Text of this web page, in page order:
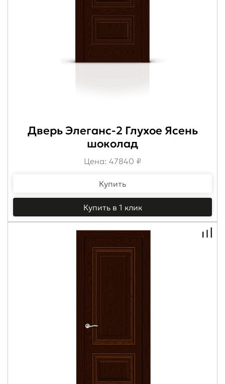
Дверь Элеганс-2 Глухое Ясень
шоколад
Цена: 47840 ₽
Купить
Купить в 1 клик